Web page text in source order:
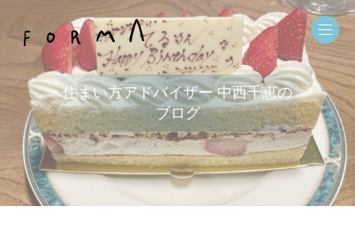
住まい方アドバイザー 中西千恵の
ブログ